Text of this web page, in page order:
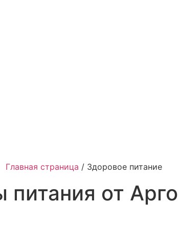
Главная страница / Здоровое питание
от Арго